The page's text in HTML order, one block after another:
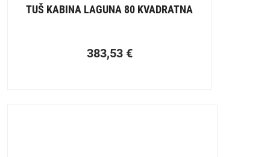
TUŠ KABINA LAGUNA 80 KVADRATNA
383,53 €